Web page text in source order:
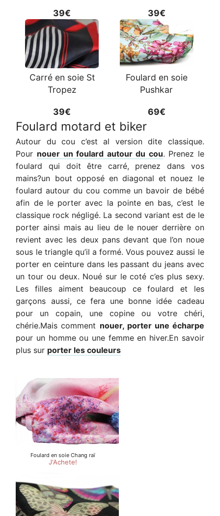
39€ 39€
Carré en soie St
Tropez
39€
Foulard en soie
Pushkar
69€
Foulard motard et biker
Autour du cou c’est al version dite classique.
Pour nouer un foulard autour du cou. Prenez le
foulard qui doit être carré, prenez dans vos
mains?un bout opposé en diagonal et nouez le
foulard autour du cou comme un bavoir de bébé
afin de le porter avec la pointe en bas, c’est le
classique rock négligé. La second variant est de le
porter ainsi mais au lieu de le nouer derrière on
revient avec les deux pans devant que l’on noue
sous le triangle qu’il a formé. Vous pouvez aussi le
porter en ceinture dans les passant du jeans avec
un tour ou deux. Noué sur le coté c’es plus sexy.
Les filles aiment beaucoup ce foulard et les
garçons aussi, ce fera une bonne idée cadeau
pour un copain, une copine ou votre chéri,
chérie.Mais comment nouer, porter une écharpe
pour un homme ou une femme en hiver.En savoir
plus sur porter les couleurs